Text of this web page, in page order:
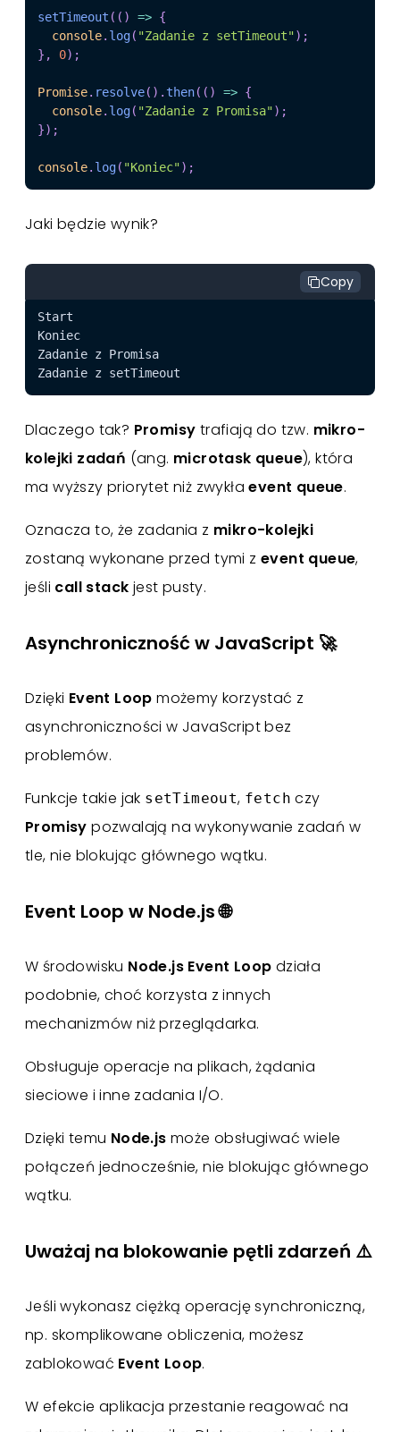
setTimeout ( ( ) => {
console. log( "Zadanie z setTimeout") ;
} , 0) ;
Promise. resolve( ) . then( ( ) => {
console. log( "Zadanie z Promisa") ;
}) ;
console. log( "Koniec") ;
Jaki będzie wynik?
Copy
Dlaczego tak? Promisy trafiają do tzw. mikro-
kolejki zadań (ang. microtask queue), która
ma wyższy priorytet niż zwykłaevent queue.
Oznacza to, że zadania z mikro-kolejki
zostaną wykonane przed tymi z event queue,
jeśli call stack jest pusty.
Asynchroniczność w JavaScript 🚀
Dzięki Event Loop możemy korzystać z
asynchroniczności w JavaScript bez
problemów.
Funkcje takie jak setTimeout, fetch czy
Promisy pozwalają na wykonywanie zadań w
tle, nie blokując głównego wątku.
Event Loop w Node.js 🌐
W środowisku Node.js Event Loop działa
podobnie, choć korzysta z innych
mechanizmów niż przeglądarka.
Obsługuje operacje na plikach, żądania
sieciowe i inne zadania I/O.
Dzięki temu Node.js może obsługiwać wiele
połączeń jednocześnie, nie blokując głównego
wątku.
Uważaj na blokowanie pętli zdarzeń ⚠️
Jeśli wykonasz ciężką operację synchroniczną,
np. skomplikowane obliczenia, możesz
zablokować Event Loop.
W efekcie aplikacja przestanie reagować na